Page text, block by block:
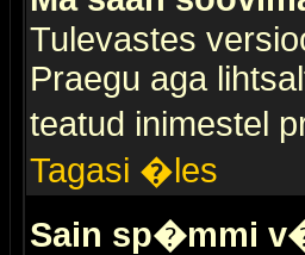
Tulevastes
Praegu aga
teatud inimestel
Tagasi �les
Sain sp�mmi